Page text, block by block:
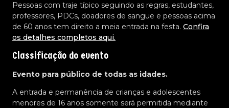
Pessoas com traje típico seguindo as regras, estudantes,
professores, PDCs, doadores de sangue e pessoas acima
de 60 anos tem direito a meia entrada na festa. Confira
os detalhes completos aqui.
Classificação do evento
Evento para público de todas as idades.
A entrada e permanência de crianças e adolescentes
menores de 16 anos somente será permitida mediante